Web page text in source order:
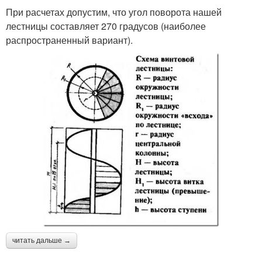
При расчетах допустим, что угол поворота нашей
лестницы составляет 270 градусов (наиболее
распространенный вариант).
читать дальше →